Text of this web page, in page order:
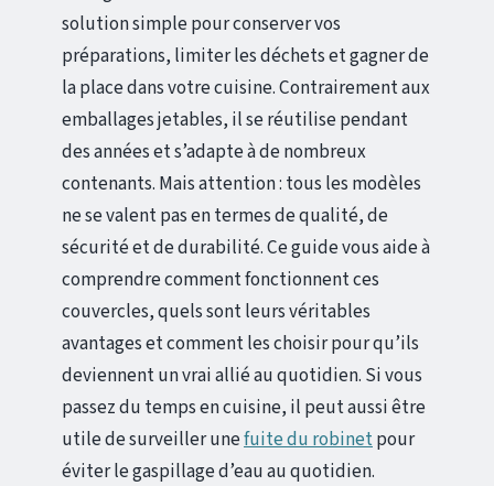
solution simple pour conserver vos
préparations, limiter les déchets et gagner de
la place dans votre cuisine. Contrairement aux
emballages jetables, il se réutilise pendant
des années et s’adapte à de nombreux
contenants. Mais attention : tous les modèles
ne se valent pas en termes de qualité, de
sécurité et de durabilité. Ce guide vous aide à
comprendre comment fonctionnent ces
couvercles, quels sont leurs véritables
avantages et comment les choisir pour qu’ils
deviennent un vrai allié au quotidien. Si vous
passez du temps en cuisine, il peut aussi être
utile de surveiller unefuite du robinetpour
éviter le gaspillage d’eau au quotidien.